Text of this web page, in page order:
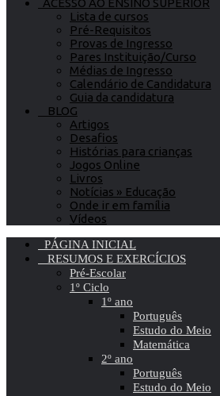
ACESSO AO ENSINO SUPERIOR
Lista de cursos
Pré-Requisitos
Provas de Ingresso
Pares Instituição/Curso
Médias de Ingresso
Calendário de Candidatura
Guia da candidatura
BLOG
Artigos
Desafios
Histórias para crianças
Jogos Online
Livros
Notícias » Educação
Onde ir em família
Vídeos
PÁGINA INICIAL
RESUMOS E EXERCÍCIOS
Pré-Escolar
1º Ciclo
1º ano
Português
Estudo do Meio
Matemática
2º ano
Português
Estudo do Meio